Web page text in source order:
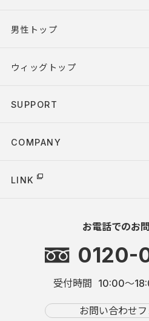
男性トップ
ウィッグトップ
SUPPORT
COMPANY
LINK
お電話でのお
0120-
受付時間 10:00～
お問い合わせ